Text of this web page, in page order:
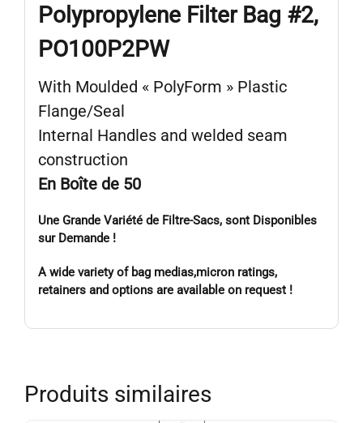
Polypropylene Filter Bag #2,
PO100P2PW
With Moulded « PolyForm » Plastic
Flange/Seal
Internal Handles and welded seam
construction
En Boîte de 50
Une Grande Variété de Filtre-Sacs, sont Disponibles
sur Demande !
A wide variety of bag medias,micron ratings,
retainers and options are available on request !
Produits similaires